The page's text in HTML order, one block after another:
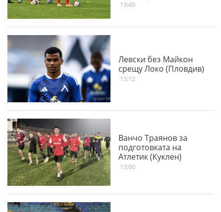
13:49
Левски без Майкон
срещу Локо (Пловдив)
13:12
Ванчо Траянов за
подготовката на
Атлетик (Куклен)
13:00